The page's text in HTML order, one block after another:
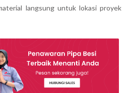
langsung untuk lokasi proyek